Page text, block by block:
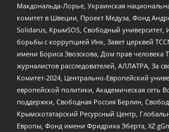
Макдональда-Лорье, Украинская
комитет в Швеции, Проект Медуза, Фонд
Solidarus, КрымSOS, Свободный университет,
борьбы с коррупцией Инк, Завет церквей
имени Бориса Звозскова, Дом прав
журналистов расследователей, АЛЛАТРА, За
Комитет-2024, Центрально-Европейский
европейской политики, Академическая сеть
поддержки, Свободная Россия Берлин,
Крымскотатарский Ресурсный Центр,
Европы, Фонд имени Фридриха Эберта, XZ